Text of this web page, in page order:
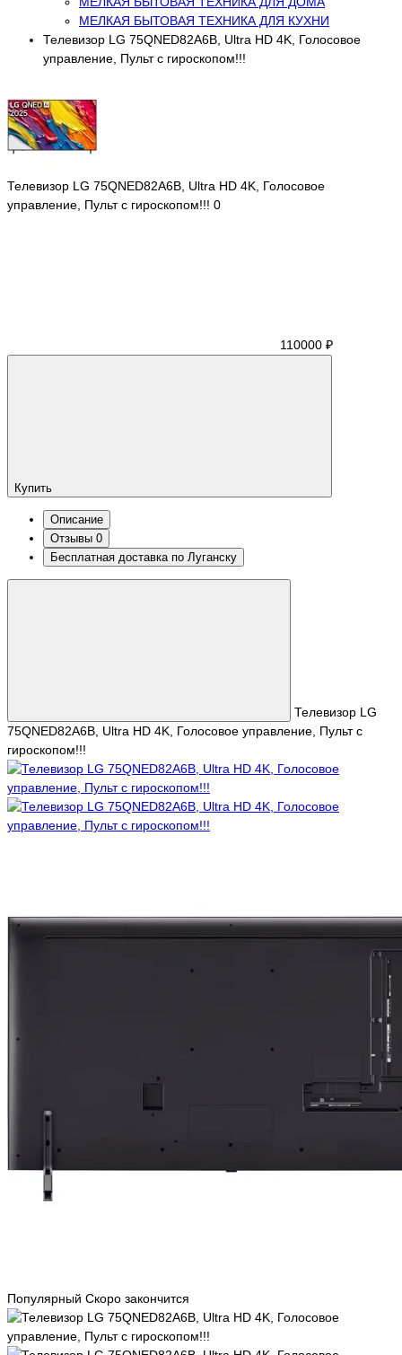
МЕЛКАЯ БЫТОВАЯ ТЕХНИКА ДЛЯ КУХНИ
Телевизор LG 75QNED82A6B, Ultra HD 4K, Голосовое
управление, Пульт с гироскопом!!!
Телевизор LG 75QNED82A6B, Ultra HD 4K, Голосовое
управление, Пульт с гироскопом!!! 0
110000 ₽
Купить
Описание
Отзывы 0
Бесплатная доставка по Луганску
Телевизор LG
75QNED82A6B, Ultra HD 4K, Голосовое управление, Пульт с
гироскопом!!!
Популярный Скоро закончится